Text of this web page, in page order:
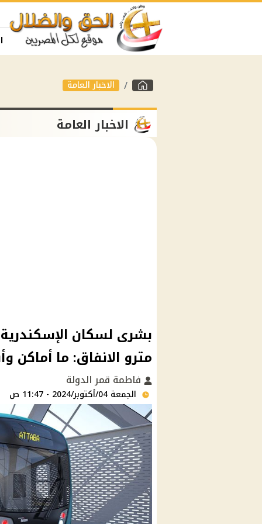
الاخبار العامة
الاخبار العامة
بشرى لسكان
مترو الانفاق: ما أماكن
فاطمة قمر الدولة
الجمعة 04/أكتوبر/2024 - 11:47 ص